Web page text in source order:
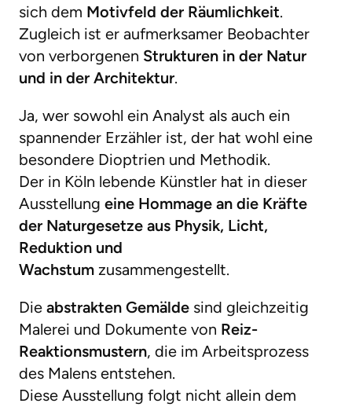
sich dem Motivfeld der Räumlichkeit.
Zugleich ist er aufmerksamer Beobachter
von verborgenen Strukturen in der Natur
und in der Architektur.
Ja, wer sowohl ein Analyst als auch ein
spannender Erzähler ist, der hat wohl eine
besondere Dioptrien und Methodik.
Der in Köln lebende Künstler hat in dieser
Ausstellung eine Hommage an die Kräfte
der Naturgesetze aus Physik, Licht,
Reduktion und
Wachstum zusammengestellt.
Die abstrakten Gemälde sind gleichzeitig
Malerei und Dokumente von Reiz-
Reaktionsmustern, die im Arbeitsprozess
des Malens entstehen.
Diese Ausstellung folgt nicht allein dem